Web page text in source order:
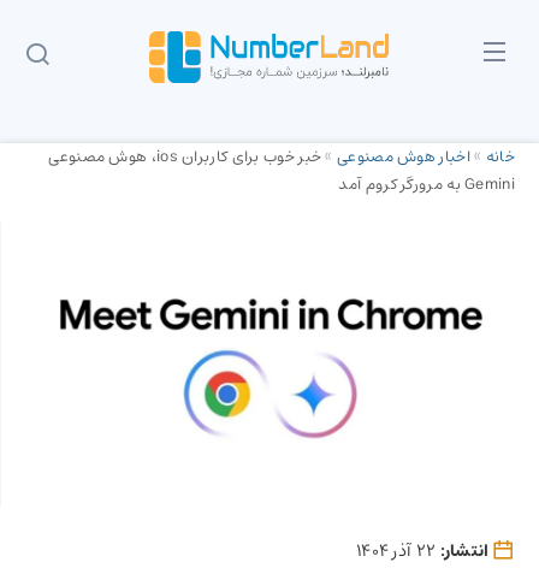
خانه »اخبار هوش مصنوعی»
خبر خوب برای کاربران ios، هوش مصنوعی
Gemini به مرورگر کروم آمد
انتشار: